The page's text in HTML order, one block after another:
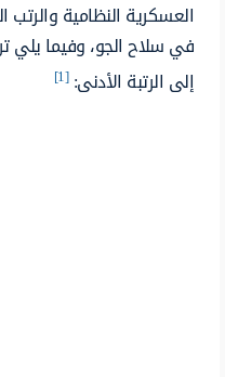
العسكرية النظامية والرتب
في سلاح الجو، وفيما يلي
إلى الرتبة الأدنى:[1]